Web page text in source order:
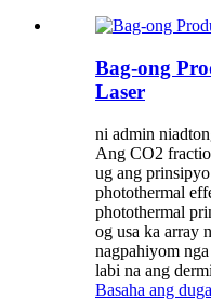
Bag-ong
Laser
ni admin
Ang CO2
ug ang
photothermal
photothermal
og usa ka array
nagpahiyom
labi na ang
Basaha ang